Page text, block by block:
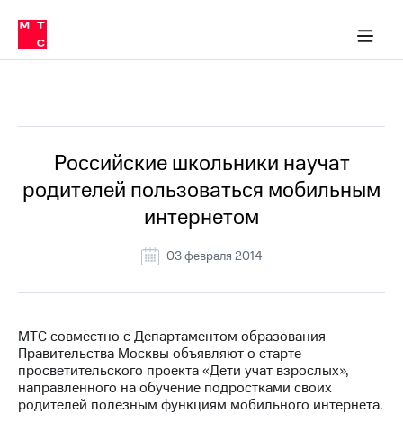
Медиа-центр
и акционерам
Устойчивое развитие
Комплаенс и деловая этика
компании
Карьера
История
компании
информация
Пресс-
релизы
МТС
о технологиях
в МТС
Пресс-
релизы
о технологиях
Российские школьники научат
родителей пользоваться мобильным
интернетом
03 февраля 2014
МТС совместно с Департаментом образования
Правительства Москвы объявляют о старте
просветительского проекта «Дети учат взрослых»,
направленного на обучение подростками своих
родителей полезным функциям мобильного интернета.